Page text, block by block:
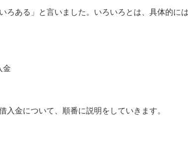
ろある」と言いました。いろいろとは、具体的に
金
入金について、順番に説明をしていきます。